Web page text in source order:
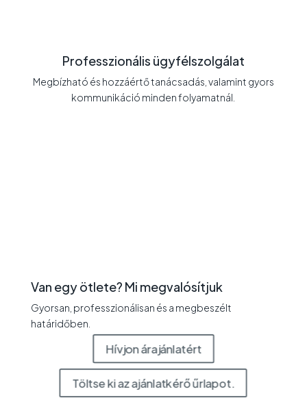
Professzionális ügyfélszolgálat
Megbízható és hozzáértő tanácsadás, valamint gyors
kommunikáció minden folyamatnál.
Van egy ötlete? Mi megvalósítjuk
Gyorsan, professzionálisan és a megbeszélt
határidőben.
Hívjon árajánlatért
Töltse ki az ajánlatkérő űrlapot.